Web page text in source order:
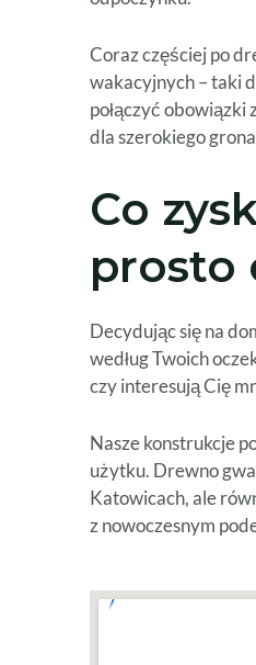
Coraz częściej po
wakacyjnych – taki
połączyć obowiązki
dla szerokiego
Co
prosto
Decydując się na
według Twoich
czy interesują Cię
Nasze konstrukcje
użytku. Drewno
Katowicach, ale
z nowoczesnym